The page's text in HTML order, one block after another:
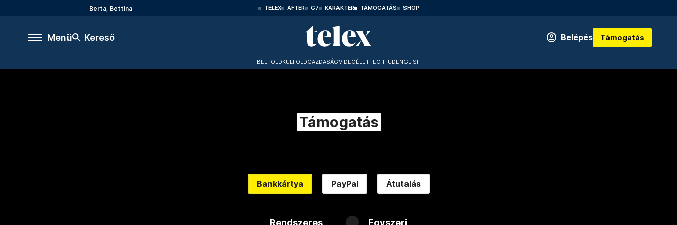
Berta, Bettina TELEX AFTER G7 KARAKTER TÁMOGATÁS SHOP
Menü Kereső Belépés Támogatás
BELFÖLDKÜLFÖLDGAZDASÁGVIDEÓÉLETTECHTUDENGLISH
Támogatás
Bankkártya PayPal Átutalás
Rendszeres Egyszeri